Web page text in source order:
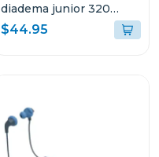
diadema junior 320
inalámbricos bt verde
grnam
$44.95